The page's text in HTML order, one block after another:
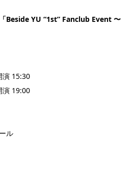
Beside YU “1st” Fanclub Event 〜
演 15:30
演 19:00
ル